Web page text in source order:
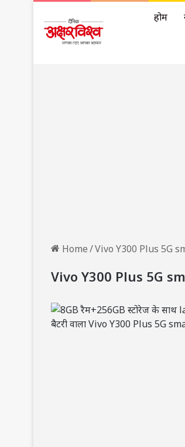
होम
Home/Vivo Y300 Plus 5G
Vivo Y300 Plus 5G